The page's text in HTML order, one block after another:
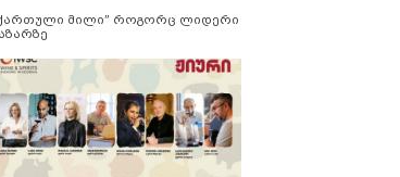
მილი” როგორც ლიდერი